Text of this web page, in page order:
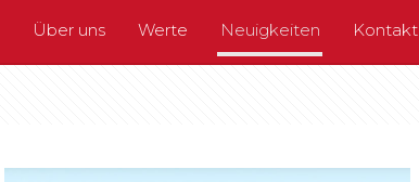
Über uns Werte Neuigkeiten Kontakt